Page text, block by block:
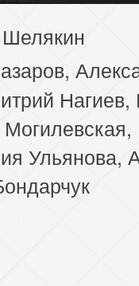
Нагиев,
Ульянова,